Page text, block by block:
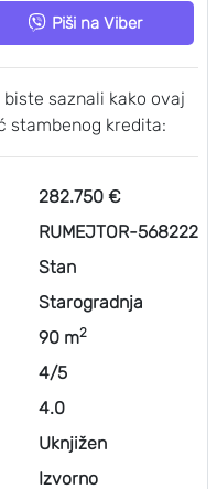
Piši na Viber
saznali kako ovaj
stambenog kredita:
282.750 €
RUMEJTOR-568222
Stan
Starogradnja
90 m2
4/5
4.0
Uknjižen
Izvorno